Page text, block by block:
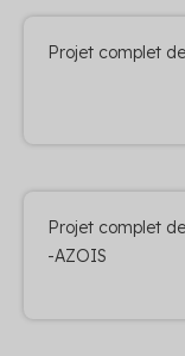
Projet complet
Projet complet
-AZOIS